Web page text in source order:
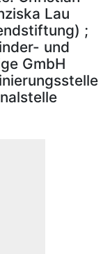
Lau
;
und
GmbH